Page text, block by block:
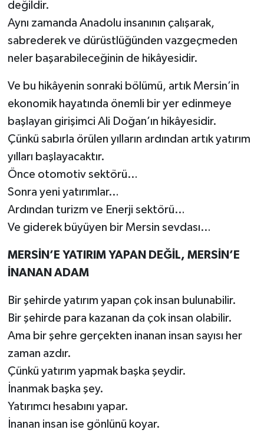
değildir.
Aynı zamanda Anadolu insanının çalışarak,
sabrederek ve dürüstlüğünden vazgeçmeden
neler başarabileceğinin de hikâyesidir.
Ve bu hikâyenin sonraki bölümü, artık Mersin’in
ekonomik hayatında önemli bir yer edinmeye
başlayan girişimci Ali Doğan’ın hikâyesidir.
Çünkü sabırla örülen yılların ardından artık yatırım
yılları başlayacaktır.
Önce otomotiv sektörü…
Sonra yeni yatırımlar…
Ardından turizm ve Enerji sektörü…
Ve giderek büyüyen bir Mersin sevdası…
MERSİN’E YATIRIM YAPAN DEĞİL, MERSİN’E
İNANAN ADAM
Bir şehirde yatırım yapan çok insan bulunabilir.
Bir şehirde para kazanan da çok insan olabilir.
Ama bir şehre gerçekten inanan insan sayısı her
zaman azdır.
Çünkü yatırım yapmak başka şeydir.
İnanmak başka şey.
Yatırımcı hesabını yapar.
İnanan insan ise gönlünü koyar.